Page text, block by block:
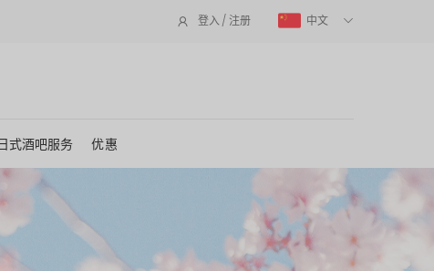
登入 / 注册 中文
式酒吧服务 优惠